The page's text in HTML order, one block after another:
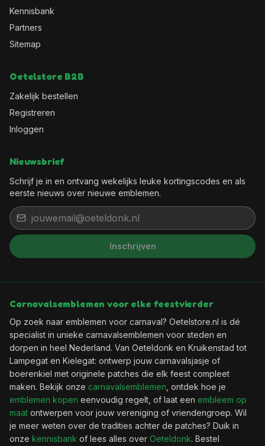
Kennisbank
Partners
Sitemap
Oetelstore B2B
Zakelijk bestellen
Registreren
Inloggen
Nieuwsbrief
Schrijf je in en ontvang wekelijks leuke kortingscodes en als
eerste nieuws over nieuwe emblemen.
Inschrijven
Carnavalsemblemen voor elke feestvierder
Op zoek naar emblemen voor carnaval? Oetelstore.nl is dé
specialist in unieke carnavalsemblemen voor steden en
dorpen in heel Nederland. Van Oeteldonk en Kruikenstad tot
Lampegat en Kielegat: ontwerp jouw carnavalsjasje of
boerenkiel met originele patches die elk feest compleet
maken. Bekijk onze carnavalsemblemen , ontdek hoe je
emblemen kopen eenvoudig regelt, of laat een embleem op
maat ontwerpen voor jouw vereniging of vriendengroep. Wil
je meer weten over de tradities achter de patches? Duik in
onze kennisbank of lees alles over Oeteldonk. Bestel